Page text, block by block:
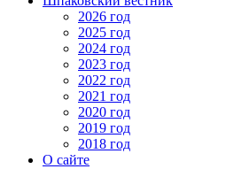
2026 год
2025 год
2024 год
2023 год
2022 год
2021 год
2020 год
2019 год
2018 год
О сайте